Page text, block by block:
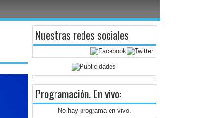
Nuestras redes sociales
Programación. En vivo:
No hay programa en vivo.